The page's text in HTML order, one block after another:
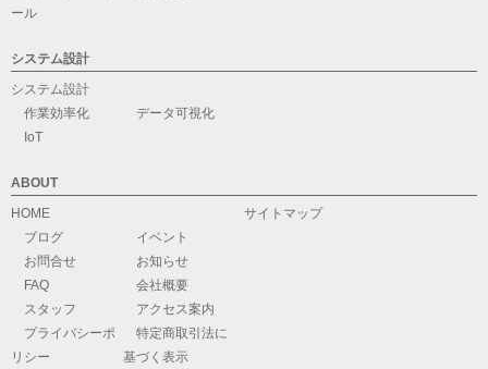
ール
システム設計
システム設計
作業効率化
データ可視化
IoT
ABOUT
HOME
ブログ
イベント
お問合せ
お知らせ
FAQ
会社概要
スタッフ
アクセス案内
プライバシーポ
リシー
特定商取引法に
基づく表示
サイトマップ